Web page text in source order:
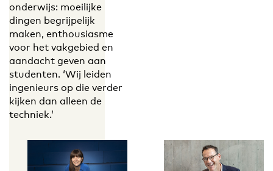
onderwijs: moeilijke
dingen begrijpelijk
maken, enthousiasme
voor het vakgebied en
aandacht geven aan
studenten. ‘Wij leiden
ingenieurs op die verder
kijken dan alleen de
techniek.’